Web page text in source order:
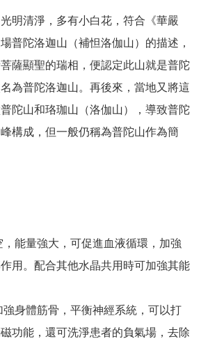
明清淨，多有小白花，符合《華嚴
普陀洛迦山（補怛洛伽山）的描述，
薩顯聖的瑞相，便認定此山就是普陀
為普陀洛迦山。再後來，當地又將這
陀山和珞珈山（洛伽山），導致普陀
構成，但一般仍稱為普陀山作為簡
，能量強大，可促進血液循環，加強
用。配合其他水晶共用時可加強其能
強身體筋骨，平衡神經系統，可以打
功能，還可洗淨患者的負氣場，去除